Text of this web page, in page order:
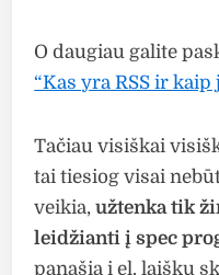
O daugiau galite
“Kas yra RSS ir kaip
Tačiau visiškai
tai tiesiog visai
veikia,užtenka tik
leidžianti į spec
panašią į el. laiškų